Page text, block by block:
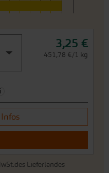
3,25 €
451,78 €/1 kg
i
Lieferlandes